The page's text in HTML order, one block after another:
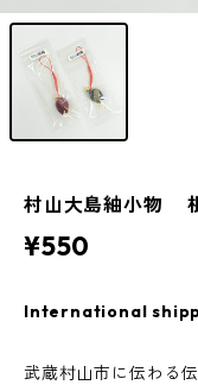
村山大島紬小物
¥550
International
武蔵村山市に伝わる